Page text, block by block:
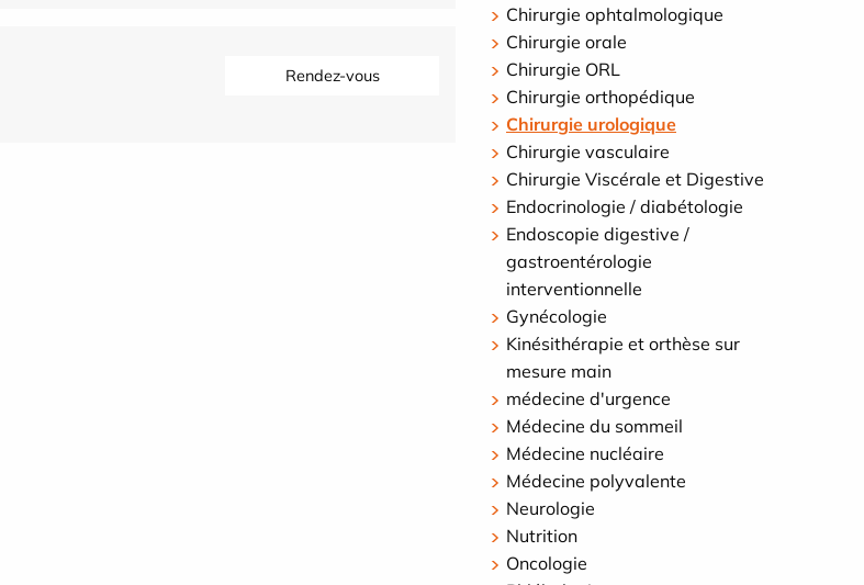
Rendez-vous
Chirurgie ophtalmologique
Chirurgie orale
Chirurgie ORL
Chirurgie orthopédique
Chirurgie urologique
Chirurgie vasculaire
Chirurgie Viscérale et Digestive
Endocrinologie / diabétologie
Endoscopie digestive /
gastroentérologie
interventionnelle
Gynécologie
Kinésithérapie et orthèse sur
mesure main
médecine d'urgence
Médecine du sommeil
Médecine nucléaire
Médecine polyvalente
Neurologie
Nutrition
Oncologie